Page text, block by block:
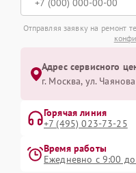
Отправляя заявку на ремонт
Адрес сервисного
г. Москва, ул.
Горячая линия
+7 (495) 023-73-25
Время работы
Ежедневно с 9:00